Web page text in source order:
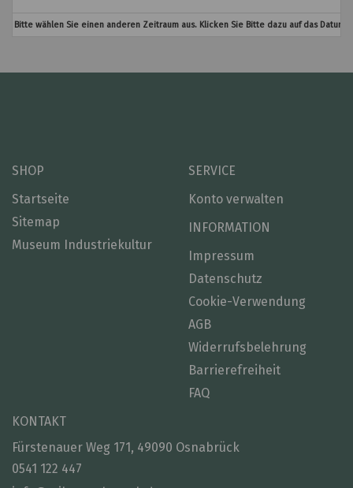
Bitte wählen Sie einen anderen Zeitraum aus. Klicken Sie Bitte dazu auf das
SHOP
Startseite
Sitemap
Museum Industriekultur
SERVICE
Konto verwalten
INFORMATION
Impressum
Datenschutz
Cookie-Verwendung
AGB
Widerrufsbelehrung
Barrierefreiheit
FAQ
KONTAKT
Fürstenauer Weg 171, 49090 Osnabrück
0541 122 447